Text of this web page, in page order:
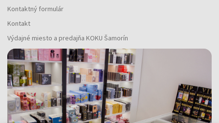
Kontaktný formulár
Kontakt
Výdajné miesto a predajňa KOKU Šamorín